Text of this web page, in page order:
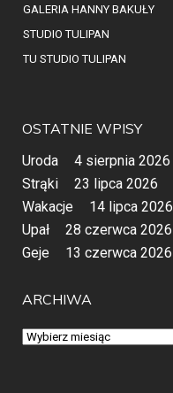
GALERIA HANNY BAKUŁY
STUDIO TULIPAN
TU STUDIO TULIPAN
OSTATNIE WPISY
Uroda
4 sierpnia 2026
Strąki
23 lipca 2026
Wakacje
14 lipca 2026
Upał
28 czerwca 2026
Geje
13 czerwca 2026
ARCHIWA
Archiwa